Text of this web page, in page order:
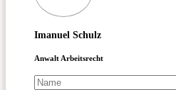
Imanuel Schulz
Anwalt Arbeitsrecht